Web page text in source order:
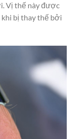
Vị thế này được
bị thay thế bởi